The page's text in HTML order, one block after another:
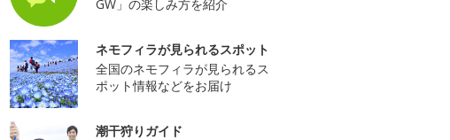
GW」の楽しみ方を紹介
ネモフィラが見られるスポット
全国のネモフィラが見られるス
ポット情報などをお届け
潮干狩りガイド